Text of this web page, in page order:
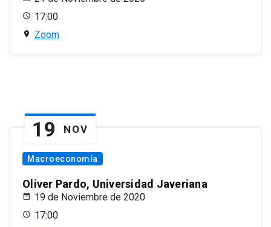
17:00
Zoom
19 NOV
Macroeconomía
Oliver Pardo, Universidad Javeriana
19 de Noviembre de 2020
17:00